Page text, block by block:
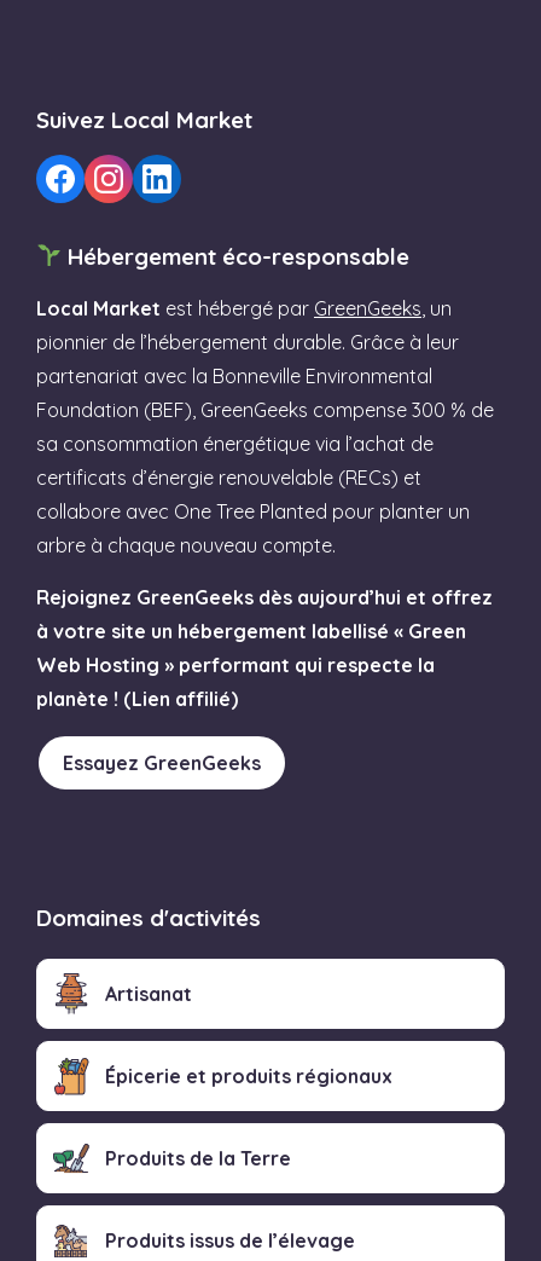
Suivez Local Market
Hébergement éco-responsable
Local Market est hébergé par GreenGeeks , un
pionnier de l’hébergement durable. Grâce à leur
partenariat avec la Bonneville Environmental
Foundation (BEF), GreenGeeks compense 300 % de
sa consommation énergétique via l’achat de
certificats d’énergie renouvelable (RECs) et
collabore avec One Tree Planted pour planter un
arbre à chaque nouveau compte.
Rejoignez GreenGeeks dès aujourd’hui et offrez
à votre site un hébergement labellisé « Green
Web Hosting » performant qui respecte la
planète ! (Lien affilié)
Essayez GreenGeeks
Domaines d'activités
Artisanat
Épicerie et produits régionaux
Produits de la Terre
Produits issus de l’élevage